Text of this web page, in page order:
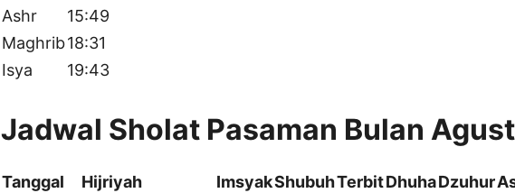
Ashr
15:49
Maghrib18:31
Isya
19:43
Jadwal Sholat Pasaman Bulan
Tanggal Hijriyah ImsyakShubuhTerbitDhuhaDzuhur